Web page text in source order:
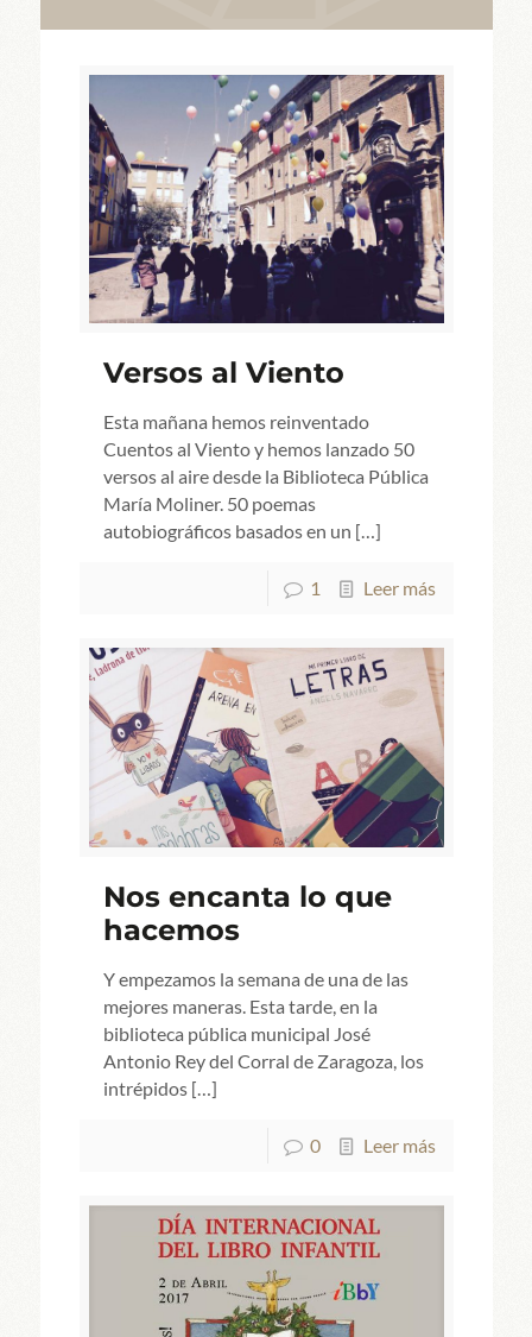
Versos al Viento
Esta mañana hemos reinventado
Cuentos al Viento y hemos lanzado 50
versos al aire desde la Biblioteca Pública
María Moliner. 50 poemas
autobiográficos basados en un […]
1 Leer más
Nos encanta lo que
hacemos
Y empezamos la semana de una de las
mejores maneras. Esta tarde, en la
biblioteca pública municipal José
Antonio Rey del Corral de Zaragoza, los
intrépidos[…]
0 Leer más